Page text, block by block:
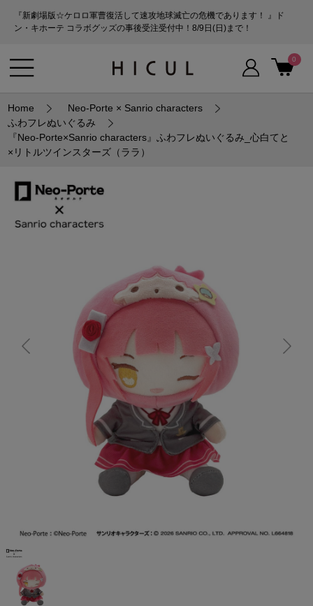
『新劇場版☆ケロロ軍曹復活して速攻地球滅亡の危機であります！ 』ド
ン・キホーテ コラボグッズの事後受注受付中！8/9日(日)まで！
0
Home
Neo-Porte × Sanrio characters
ふわフレぬいぐるみ
『Neo-Porte×Sanrio characters』ふわフレぬいぐるみ_心白てと
×リトルツインスターズ（ララ）